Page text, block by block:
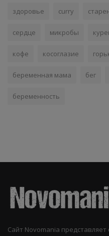
здоровье curry
сердце микробы
кофе косоглазие
беременная мама бег
беременность
Сайт Novomania